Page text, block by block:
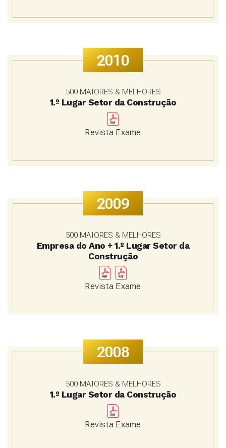
2010
500 MAIORES & MELHORES
1.º Lugar Setor da Construção
Revista Exame
2009
500 MAIORES & MELHORES
Empresa do Ano + 1.º Lugar Setor da
Construção
Revista Exame
2008
500 MAIORES & MELHORES
1.º Lugar Setor da Construção
Revista Exame